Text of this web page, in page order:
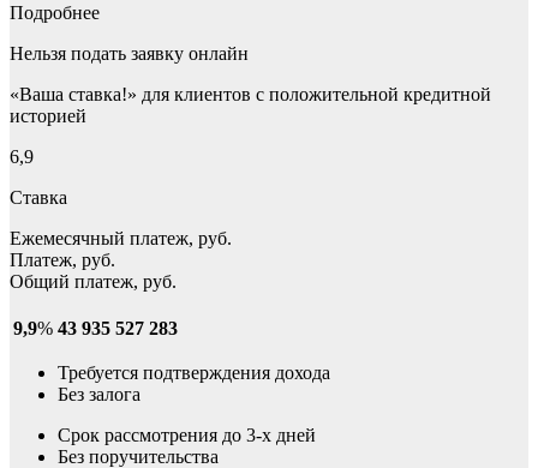
Подробнее
Нельзя подать заявку онлайн
«Ваша ставка!» для клиентов с положительной кредитной
историей
6,9
Ставка
Ежемесячный платеж, руб.
Платеж, руб.
Общий платеж, руб.
9,9% 43 935 527 283
Требуется подтверждения дохода
Без залога
Срок рассмотрения до 3-х дней
Без поручительства